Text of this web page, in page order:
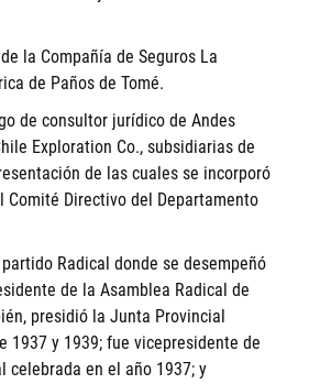
la Compañía de Seguros La
de Paños de Tomé.
de consultor jurídico de Andes
Exploration Co., subsidiarias de
de las cuales se incorporó
Comité Directivo del Departamento
Radical donde se desempeñó
de la Asamblea Radical de
presidió la Junta Provincial
1937 y 1939; fue vicepresidente de
celebrada en el año 1937; y